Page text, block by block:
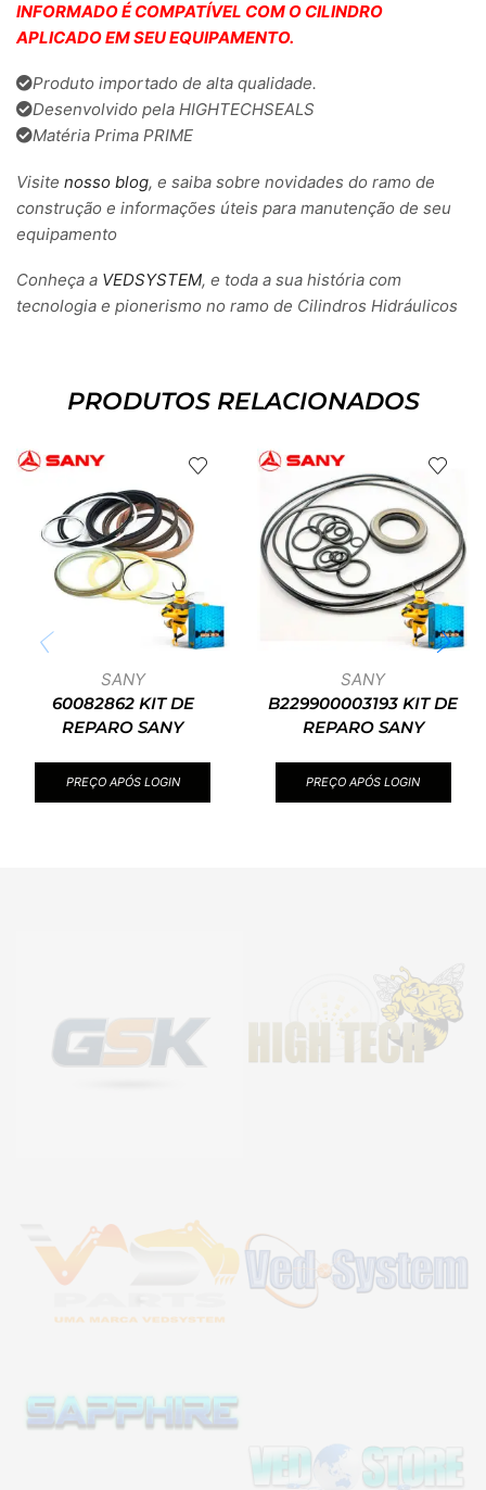
INFORMADO É COMPATÍVEL COM O CILINDRO
APLICADO EM SEU EQUIPAMENTO.
Produto importado de alta qualidade.
Desenvolvido pela HIGHTECHSEALS
Matéria Prima PRIME
Visite nosso blog, e saiba sobre novidades do ramo de
construção e informações úteis para manutenção de seu
equipamento
Conheça a VEDSYSTEM, e toda a sua história com
tecnologia e pionerismo no ramo de Cilindros Hidráulicos
PRODUTOS RELACIONADOS
SANY
60082862 KIT DE
REPARO SANY
PREÇO APÓS LOGIN
SANY
B229900003193 KIT DE
REPARO SANY
PREÇO APÓS LOGIN